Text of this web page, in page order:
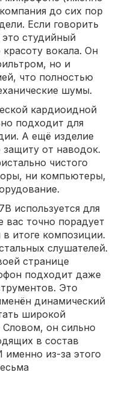
до сих пор
Если говорить
студийный
вокала. Он
но и
что полностью
шумы.
кардиоидной
подходит для
А ещё изделие
от наводок.
чистого
ни компьютеры,
используется для
вас точно порадует
в итоге композиции.
слушателей.
странице
подходит даже
Это
динамический
широкой
Словом, он сильно
в состав
из-за этого